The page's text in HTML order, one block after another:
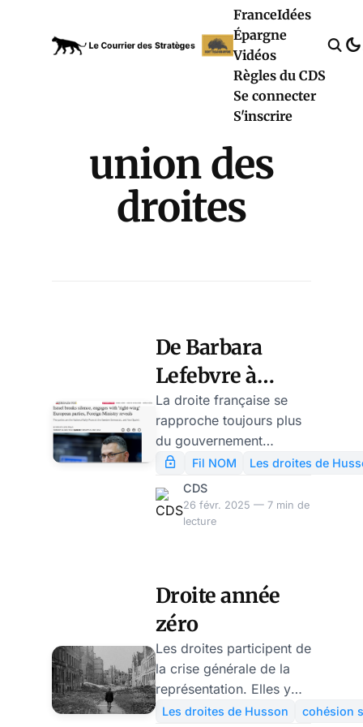
FranceIdées
Épargne
Vidéos
Règles du CDS
Se connecter
S'inscrire
union des
droites
De Barbara
Lefebvre à
Marine Le Pen:
ça y est,
Netanyahou a
fait l’union des
droites
La droite française se
rapproche toujours plus
du gouvernement
Netanyahou Il y a
quelques jours, nous
rapportions que le
groupe des « Patriotes
National, avait admis le
parti de Benjamin
Netanyahou, le Likoud,
comme observateur de
ses travaux. Il y a
quelques jours, Barbara
Lefebvre, figure du
Fil NOM
Les droites de
CDS
26 févr. 2025 — 7 min de
lecture
Droite année
zéro
Les droites participent de
la crise générale de la
représentation. Elles y
ont ajouté leur
Les droites de Husson
cohésion